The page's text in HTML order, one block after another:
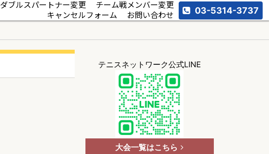
ダブルスパートナー変更
チーム戦メンバー変更
キャンセルフォーム
お問い合わせ 03-5314-3737
テニスネットワーク公式LINE
大会一覧はこちら